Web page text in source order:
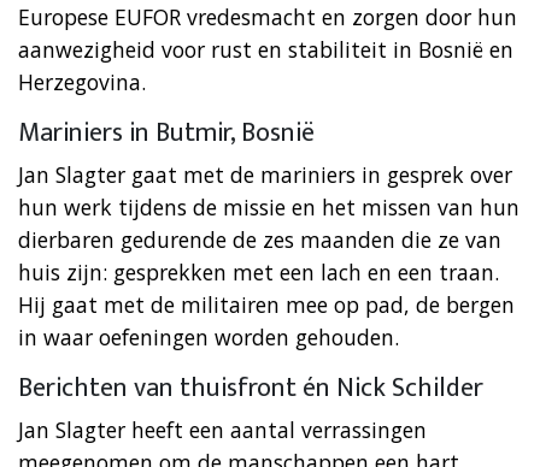
Europese EUFOR vredesmacht en zorgen door hun
aanwezigheid voor rust en stabiliteit in Bosnië en
Herzegovina.
Mariniers in Butmir, Bosnië
Jan Slagter gaat met de mariniers in gesprek over
hun werk tijdens de missie en het missen van hun
dierbaren gedurende de zes maanden die ze van
huis zijn: gesprekken met een lach en een traan.
Hij gaat met de militairen mee op pad, de bergen
in waar oefeningen worden gehouden.
Berichten van thuisfront én Nick Schilder
Jan Slagter heeft een aantal verrassingen